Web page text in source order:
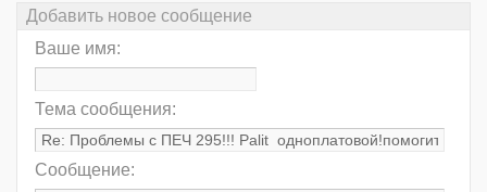
Добавить новое сообщение
Ваше имя:
Тема сообщения:
Сообщение: